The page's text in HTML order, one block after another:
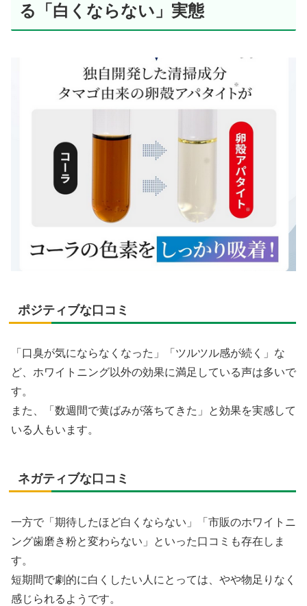
る「白くならない」実態
ポジティブな口コミ
「口臭が気にならなくなった」「ツルツル感が続く」な
ど、ホワイトニング以外の効果に満足している声は多いで
す。
また、「数週間で黄ばみが落ちてきた」と効果を実感して
いる人もいます。
ネガティブな口コミ
一方で「期待したほど白くならない」「市販のホワイトニ
ング歯磨き粉と変わらない」といった口コミも存在しま
す。
短期間で劇的に白くしたい人にとっては、やや物足りなく
感じられるようです。